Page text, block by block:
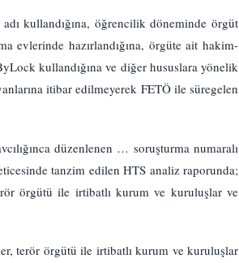
kullandığına, öğrencilik döneminde örgüt
evlerinde hazırlandığına, örgüte ait hakim-
kullandığına ve diğer hususlara yönelik
itibar edilmeyerek FETÖ ile süregelen
düzenlenen … soruşturma numaralı
tanzim edilen HTS analiz raporunda;
örgütü ile irtibatlı kurum ve kuruluşlar ve
terör örgütü ile irtibatlı kurum ve kuruluşlar